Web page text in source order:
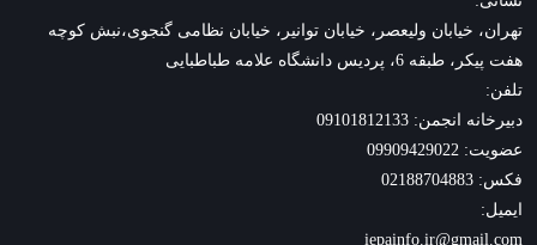
تهران، خیابان ولیعصر، خیابان توانیر، خیابان نظامی گنجوی،نبش کوچه
هفت پیکر، طبقه 6، پردیس دانشگاه علامه طباطبایی
تلفن:
دبیرخانه انجمن: 09101812133
عضویت: 09909429022
فکس: 02188704883
ایمیل:
iepainfo.ir@gmail.com